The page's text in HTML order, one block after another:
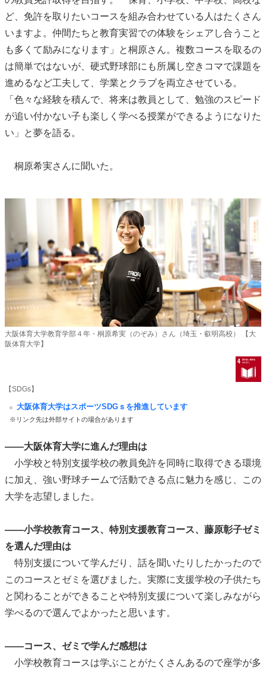
ど、免許を取りたいコースを組み合わせている人はたくさん
いますよ。仲間たちと教育実習での体験をシェアし合うこと
も多くて励みになります」と桐原さん。複数コースを取るの
は簡単ではないが、硬式野球部にも所属し空きコマで課題を
進めるなど工夫して、学業とクラブを両立させている。
「色々な経験を積んで、将来は教員として、勉強のスピード
が追い付かない子も楽しく学べる授業ができるようになりた
い」と夢を語る。
桐原希実さんに聞いた。
大阪体育大学教育学部４年・桐原希実（のぞみ）さん（埼玉・叡明高校） 【大
阪体育大学】
【SDGs】
大阪体育大学はスポーツSDGｓを推進しています
※リンク先は外部サイトの場合があります
――大阪体育大学に進んだ理由は
小学校と特別支援学校の教員免許を同時に取得できる環境
に加え、強い野球チームで活動できる点に魅力を感じ、この
大学を志望しました。
――小学校教育コース、特別支援教育コース、藤原彰子ゼミ
を選んだ理由は
特別支援について学んだり、話を聞いたりしたかったので
このコースとゼミを選びました。実際に支援学校の子供たち
と関わることができることや特別支援について楽しみながら
学べるので選んでよかったと思います。
――コース、ゼミで学んだ感想は
小学校教育コースは学ぶことがたくさんあるので座学が多